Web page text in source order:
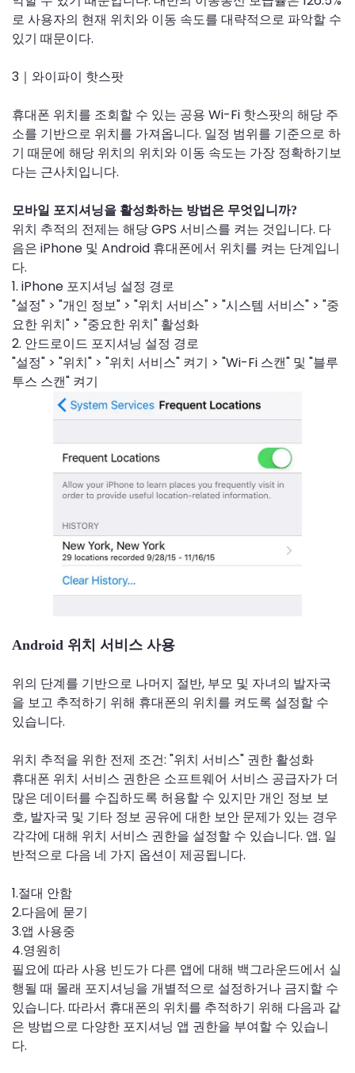
로 사용자의 현재 위치와 이동 속도를 대략적으로 파악할 수
있기 때문이다.
3｜와이파이 핫스팟
휴대폰 위치를 조회할 수 있는 공용 Wi-Fi 핫스팟의 해당 주
소를 기반으로 위치를 가져옵니다. 일정 범위를 기준으로 하
기 때문에 해당 위치의 위치와 이동 속도는 가장 정확하기보
다는 근사치입니다.
모바일 포지셔닝을 활성화하는 방법은 무엇입니까?
위치 추적의 전제는 해당 GPS 서비스를 켜는 것입니다. 다
음은 iPhone 및 Android 휴대폰에서 위치를 켜는 단계입니
다.
1. iPhone 포지셔닝 설정 경로
"설정" > "개인 정보" > "위치 서비스" > "시스템 서비스" > "중
요한 위치" > "중요한 위치" 활성화
2. 안드로이드 포지셔닝 설정 경로
"설정" > "위치" > "위치 서비스" 켜기 > "Wi-Fi 스캔" 및 "블루
투스 스캔" 켜기
Android 위치 서비스 사용
위의 단계를 기반으로 나머지 절반, 부모 및 자녀의 발자국
을 보고 추적하기 위해 휴대폰의 위치를 ​​켜도록 설정할 수
있습니다.
위치 추적을 위한 전제 조건: "위치 서비스" 권한 활성화
휴대폰 위치 서비스 권한은 소프트웨어 서비스 공급자가 더
많은 데이터를 수집하도록 허용할 수 있지만 개인 정보 보
호, 발자국 및 기타 정보 공유에 대한 보안 문제가 있는 경우
각각에 대해 위치 서비스 권한을 설정할 수 있습니다. 앱. 일
반적으로 다음 네 가지 옵션이 제공됩니다.
1.절대 안함
2.다음에 묻기
3.앱 사용중
4.영원히
필요에 따라 사용 빈도가 다른 앱에 대해 백그라운드에서 실
행될 때 몰래 포지셔닝을 개별적으로 설정하거나 금지할 수
있습니다. 따라서 휴대폰의 위치를 ​​추적하기 위해 다음과 같
은 방법으로 다양한 포지셔닝 앱 권한을 부여할 수 있습니
다.